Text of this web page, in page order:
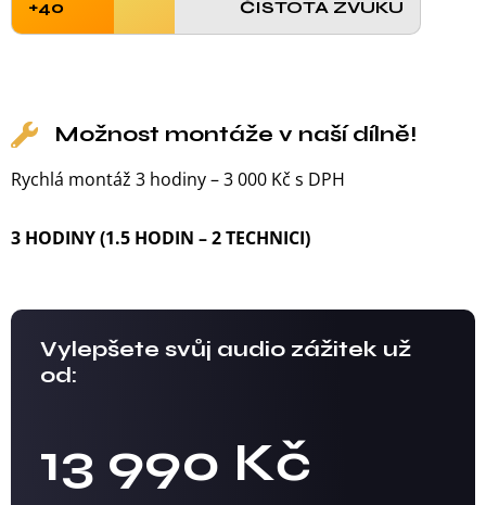
ČISTOTA ZVUKU
+40
Možnost montáže v naší dílně!
Rychlá montáž 3 hodiny – 3 000 Kč s DPH
3 HODINY (1.5 HODIN – 2 TECHNICI)
Vylepšete svůj audio zážitek už
od:
13 990 Kč